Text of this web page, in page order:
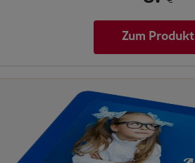
Zum Produkt